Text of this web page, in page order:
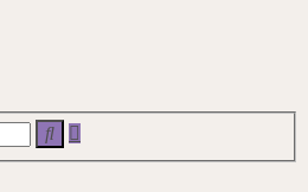
Rechercher
Recherche
avancée